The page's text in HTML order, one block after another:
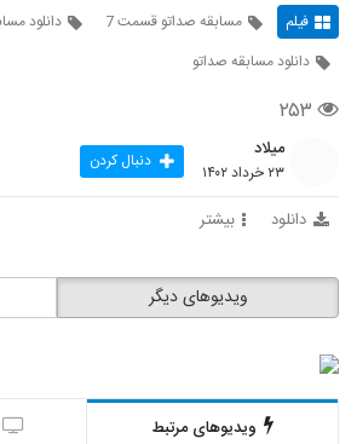
فیلم مسابقه صداتو قسمت 7
دانلود
دانلود مسابقه صداتو
۲۵۳
میلاد
۲۳ خرداد ۱۴۰۲ دنبال کردن
دانلود بیشتر
ویدیوهای دیگر
ویدیوهای مرتبط